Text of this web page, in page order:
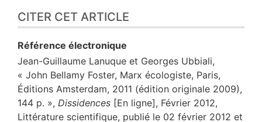
CITER CET ARTICLE
Référence électronique
Jean-Guillaume Lanuque et Georges Ubbiali,
« John Bellamy Foster, Marx écologiste, Paris,
Éditions Amsterdam, 2011 (édition originale 2009),
144 p. », Dissidences [En ligne], Février 2012,
Littérature scientifique, publié le 02 février 2012 et